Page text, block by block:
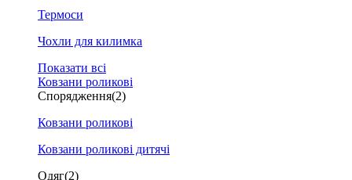
Термоси
Чохли для килимка
Показати всі
Ковзани роликові
Спорядження(2)
Ковзани роликові
Ковзани роликові дитячі
Одяг(2)